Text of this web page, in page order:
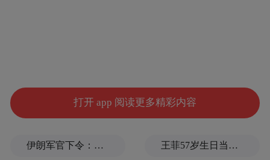
郑德雁履新省能源局后首次调研，有个大背
景不得不提。
8月6日，郑德雁首次以山东省能源局党组书
打开 app 阅读更多精彩内容
伊朗军官下令：如果美军踏上我国领土，就砍掉他们脚！ 王菲57岁生日当天，谢霆锋隔空说3次生日快乐